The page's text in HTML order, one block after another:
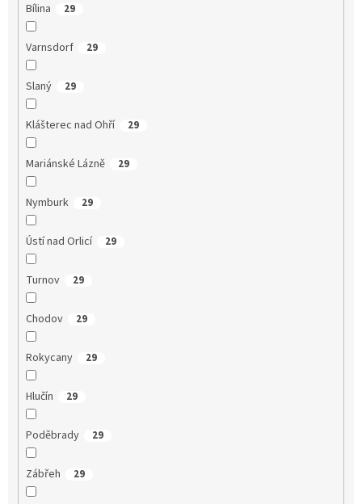
Bílina 29
Varnsdorf 29
Slaný 29
Klášterec nad Ohří 29
Mariánské Lázně 29
Nymburk 29
Ústí nad Orlicí 29
Turnov 29
Chodov 29
Rokycany 29
Hlučín 29
Poděbrady 29
Zábřeh 29